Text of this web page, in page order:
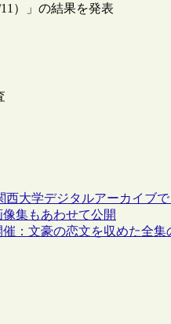
）」の結果を発表
大学デジタルアーカイブで
集もあわせて公開
：文豪の恋文を収めた全集